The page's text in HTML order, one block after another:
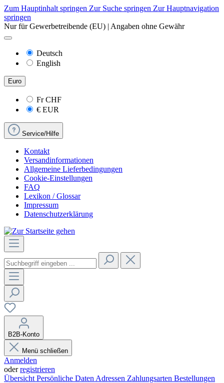
Zum Hauptinhalt springen Zur Suche springen Zur Hauptnavigation
springen
Nur für Gewerbetreibende (EU) | Angaben ohne Gewähr
Deutsch
English
Euro
FrCHF
€ EUR
Service/Hilfe
Kontakt
Versandinformationen
Allgemeine Lieferbedingungen
Cookie-Einstellungen
FAQ
Lexikon / Glossar
Impressum
Datenschutzerklärung
B2B-Konto
Menü schließen
Anmelden
oderregistrieren
Übersicht Persönliche Daten Adressen Zahlungsarten Bestellungen